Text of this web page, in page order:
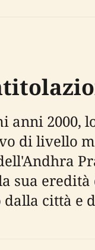
anni 2000,
di livello
sua
dalla città e